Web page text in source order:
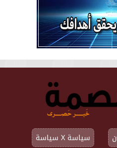
سياسة X سياسة